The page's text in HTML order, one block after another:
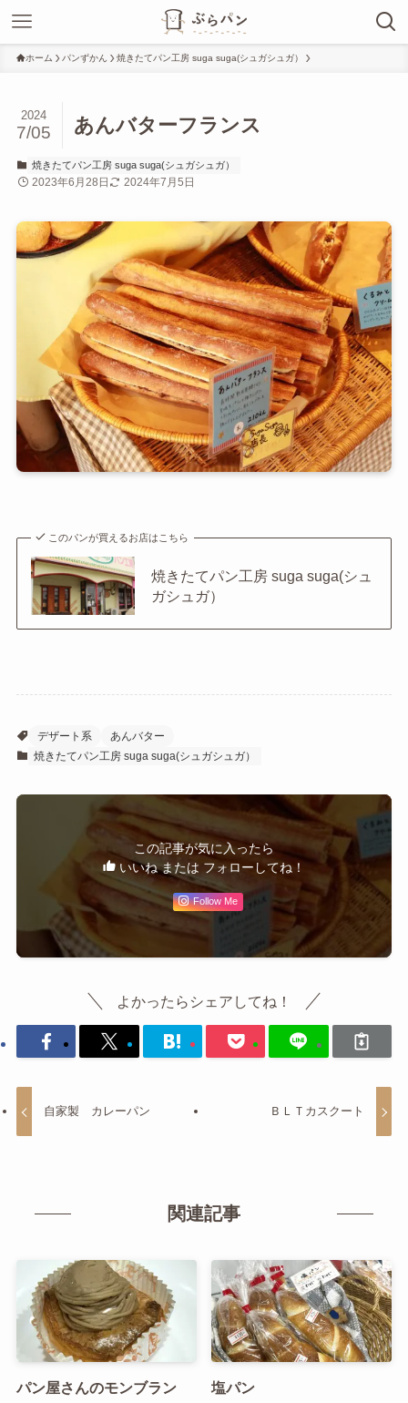
ホーム パンずかん 焼きたてパン工房 suga suga(シュガシュガ）
あんバターフランス
2024
7/05
焼きたてパン工房 suga suga(シュガシュガ）
2023年6月28日 2024年7月5日
このパンが買えるお店はこちら
焼きたてパン工房 suga suga(シュ
ガシュガ）
デザート系
あんバター
焼きたてパン工房 suga suga(シュガシュガ）
この記事が気に入ったら
いいね または フォローしてね！
Follow Me
よかったらシェアしてね！
自家製 カレーパン ＢＬＴカスクート
関連記事
パン屋さんのモンブラン 塩パン